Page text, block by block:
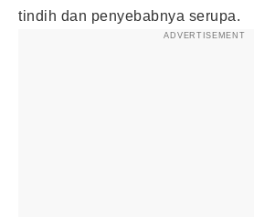
tindih dan penyebabnya serupa.
ADVERTISEMENT